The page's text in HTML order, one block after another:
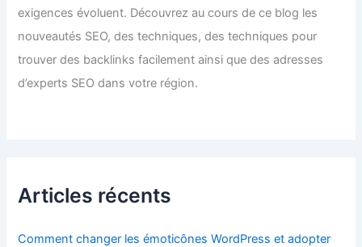
exigences évoluent. Découvrez au cours de ce blog les
nouveautés SEO, des techniques, des techniques pour
trouver des backlinks facilement ainsi que des adresses
d’experts SEO dans votre région.
Articles récents
Comment changer les émoticônes WordPress et adopter